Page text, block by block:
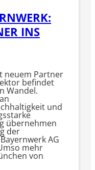
INS
neuem Partner
befindet
Wandel.
und
übernehmen
der
AG
mehr
von